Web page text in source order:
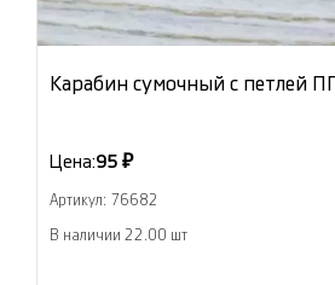
Карабин сумочный с петлей
Цена:95 ₽
Артикул: 76682
В наличии 22.00 шт